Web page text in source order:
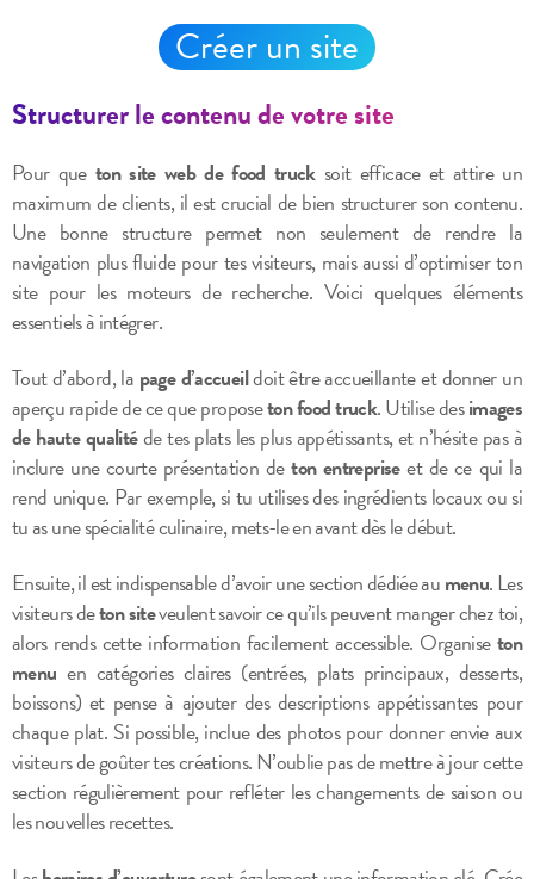
Créer un site
Structurer le contenu de votre site
Pour queton site web de food trucksoit efficace et attire un
maximum de clients, il est crucial de bien structurer son contenu.
Une bonne structure permet non seulement de rendre la
navigation plus fluide pour tes visiteurs, mais aussi d’optimiser ton
site pour les moteurs de recherche. Voici quelques éléments
essentiels à intégrer.
Tout d’abord, la page d’accueildoit être accueillante et donner un
aperçu rapide de ce que proposeton food truck. Utilise desimages
de haute qualitéde tes plats les plus appétissants, et n’hésite pas à
inclure une courte présentation deton entrepriseet de ce qui la
rend unique. Par exemple, si tu utilises des ingrédients locaux ou si
tu as une spécialité culinaire, mets-le en avant dès le début.
Ensuite, il est indispensable d’avoir une section dédiée aumenu. Les
visiteurs deton siteveulent savoir ce qu’ils peuvent manger chez toi,
alors rends cette information facilement accessible. Organiseton
menu en catégories claires (entrées, plats principaux, desserts,
boissons) et pense à ajouter des descriptions appétissantes pour
chaque plat. Si possible, inclue des photos pour donner envie aux
visiteurs de goûter tes créations. N’oublie pas de mettre à jour cette
section régulièrement pour refléter les changements de saison ou
les nouvelles recettes.